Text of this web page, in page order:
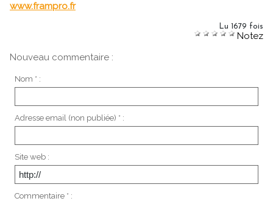
www.frampro.fr
Lu 1679 fois
Notez
Nouveau commentaire :
Nom * :
Adresse email (non publiée) * :
Site web :
Commentaire * :